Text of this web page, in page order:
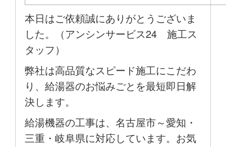
本日はご依頼誠にありがとうございま
した。（アンシンサービス24 施工ス
タッフ）
弊社は高品質なスピード施工にこだわ
り、給湯器のお悩みごとを最短即日解
決します。
給湯機器の工事は、名古屋市～愛知・
三重・岐阜県に対応しています。お気